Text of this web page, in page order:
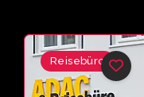
Reisebüro